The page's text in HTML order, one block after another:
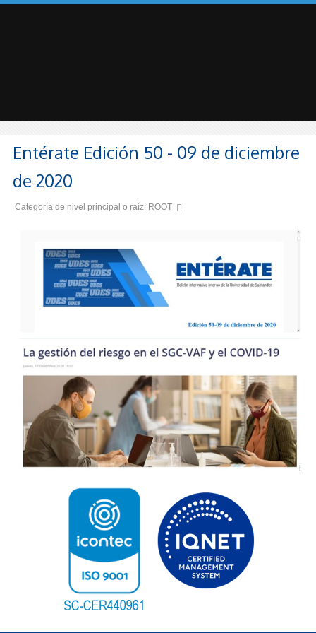
Entérate Edición 50 - 09 de diciembre
de 2020
Categoría de nivel principal o raíz: ROOT